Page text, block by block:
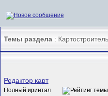
Темы раздела :
Редактор карт
Полный иринтал